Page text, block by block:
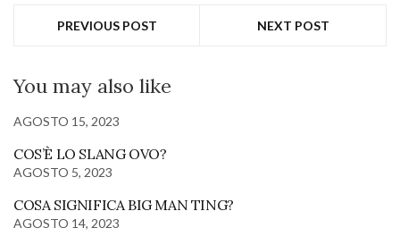
PREVIOUS POST NEXT POST
You may also like
AGOSTO 15, 2023
COS’È LO SLANG OVO?
AGOSTO 5, 2023
COSA SIGNIFICA BIG MAN TING?
AGOSTO 14, 2023